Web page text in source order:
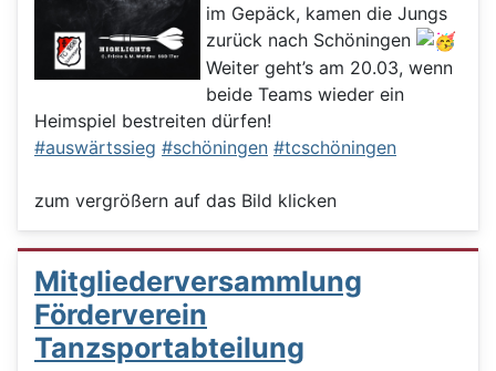
im Gepäck, kamen die Jungs
zurück nach Schöningen
Weiter geht’s am 20.03, wenn
beide Teams wieder ein
Heimspiel bestreiten dürfen!
#auswärtssieg #schöningen #tcschöningen
zum vergrößern auf das Bild klicken
Mitgliederversammlung
Förderverein
Tanzsportabteilung